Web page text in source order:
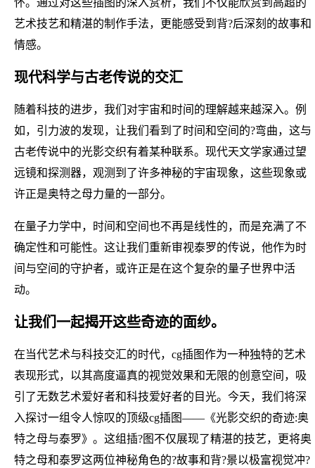
艺术技艺和精湛的制作手法，更能感受到背?后深刻的故事和
情感。
现代科学与古老传说的交汇
随着科技的进步，我们对宇宙和时间的理解越来越深入。例
如，引力波的发现，让我们看到了时间和空间的?弯曲，这与
古老传说中的光影交织有着某种联系。现代天文学家通过望
远镜和探测器，观测到了许多神秘的宇宙现象，这些现象或
许正是奥特之母力量的一部分。
在量子力学中，时间和空间也不再是线性的，而是充满了不
确定性和可能性。这让我们重新审视泰罗的传说，他作为时
间与空间的守护者，或许正是在这个复杂的量子世界中活
动。
让我们一起揭开这些奇迹的面纱。
在当代艺术与科技交汇的时代，cg插图作为一种独特的艺术
表现形式，以其高度逼真的视觉效果和无限的创意空间，吸
引了无数艺术爱好者和科技爱好者的目光。今天，我们将深
入探讨一组令人惊叹的顶级cg插图——《光影交织的奇迹:奥
特之母与泰罗》。这组插?图不仅展现了精湛的技艺，更将奥
特之母和泰罗这两位神秘角色的?故事和背?景以极富视觉冲?